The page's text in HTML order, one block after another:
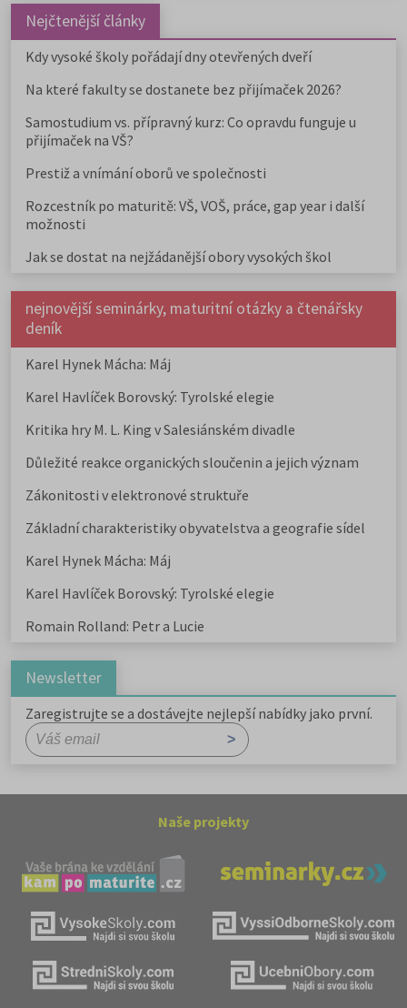
Nejčtenější články
Kdy vysoké školy pořádají dny otevřených dveří
Na které fakulty se dostanete bez přijímaček 2026?
Samostudium vs. přípravný kurz: Co opravdu funguje u
přijímaček na VŠ?
Prestiž a vnímání oborů ve společnosti
Rozcestník po maturitě: VŠ, VOŠ, práce, gap year i další
možnosti
Jak se dostat na nejžádanější obory vysokých škol
nejnovější seminárky, maturitní otázky a čtenářsky
deník
Karel Hynek Mácha: Máj
Karel Havlíček Borovský: Tyrolské elegie
Kritika hry M. L. King v Salesiánském divadle
Důležité reakce organických sloučenin a jejich význam
Zákonitosti v elektronové struktuře
Základní charakteristiky obyvatelstva a geografie sídel
Karel Hynek Mácha: Máj
Karel Havlíček Borovský: Tyrolské elegie
Romain Rolland: Petr a Lucie
Newsletter
Zaregistrujte se a dostávejte nejlepší nabídky jako první.
Naše projekty